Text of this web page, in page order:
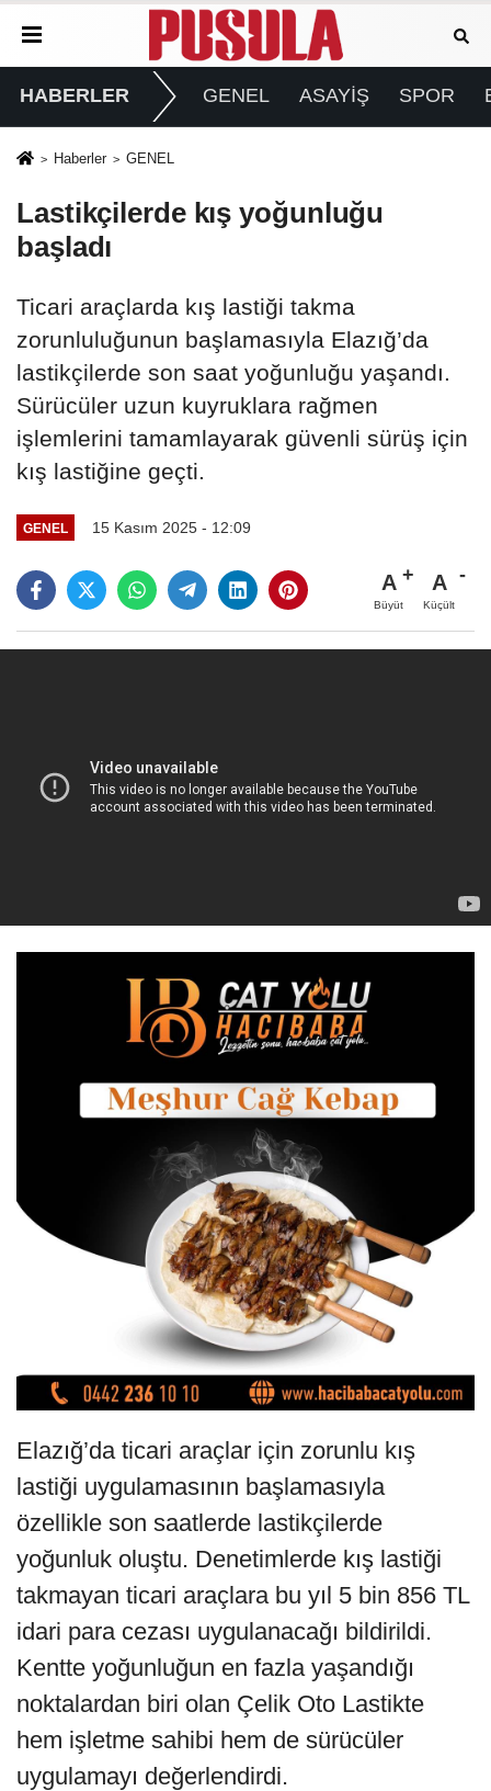
HABERLER GENEL ASAYİŞ SPOR
Haberler GENEL
Lastikçilerde kış yoğunluğu
başladı
Ticari araçlarda kış lastiği takma
zorunluluğunun başlamasıyla Elazığ’da
lastikçilerde son saat yoğunluğu yaşandı.
Sürücüler uzun kuyruklara rağmen
işlemlerini tamamlayarak güvenli sürüş için
kış lastiğine geçti.
GENEL 15 Kasım 2025 - 12:09
A
Büyüt
A
Küçült
Elazığ’da ticari araçlar için zorunlu kış
lastiği uygulamasının başlamasıyla
özellikle son saatlerde lastikçilerde
yoğunluk oluştu. Denetimlerde kış lastiği
takmayan ticari araçlara bu yıl 5 bin 856 TL
idari para cezası uygulanacağı bildirildi.
Kentte yoğunluğun en fazla yaşandığı
noktalardan biri olan Çelik Oto Lastikte
hem işletme sahibi hem de sürücüler
uygulamayı değerlendirdi.